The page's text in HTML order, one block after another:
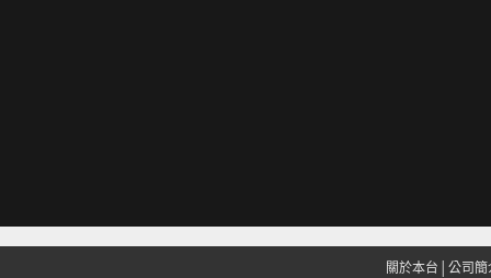
關於本台 公司簡